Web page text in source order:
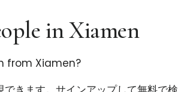
in Xiamen
from Xiamen?